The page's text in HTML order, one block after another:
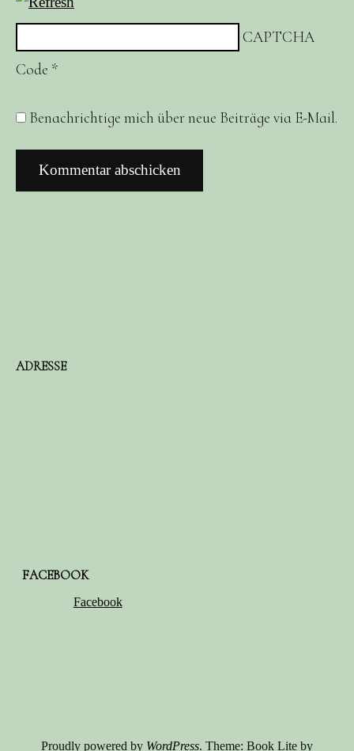
CAPTCHA
Code *
Benachrichtige mich über neue Beiträge via E-Mail.
ADRESSE
FACEBOOK
Facebook
Proudly powered by WordPress. Theme: Book Lite by